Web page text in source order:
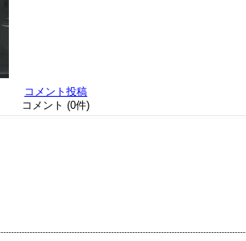
コメント投稿
コメント (0件)